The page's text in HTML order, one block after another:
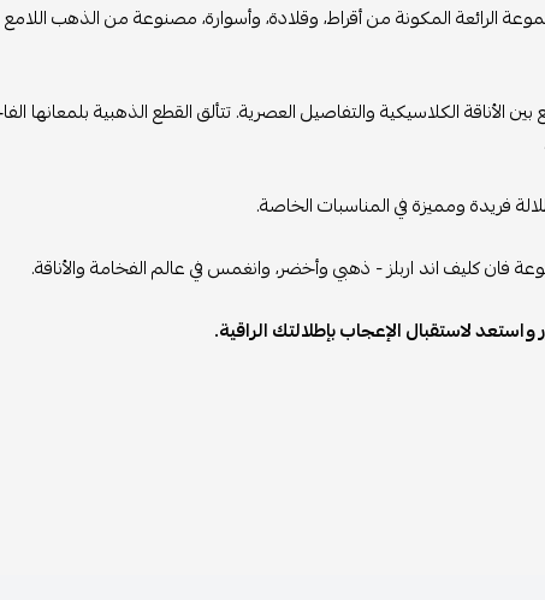
الرائعة المكونة من أقراط، وقلادة، وأسوارة، مصنوعة من الذهب
الأناقة الكلاسيكية والتفاصيل العصرية. تتألق القطع الذهبية بلمعانها
فريدة ومميزة في المناسبات الخاصة.
كليف اند اربلز - ذهبي وأخضر، وانغمس في عالم الفخامة والأناقة.
لاستقبال الإعجاب بإطلالتك الراقية.